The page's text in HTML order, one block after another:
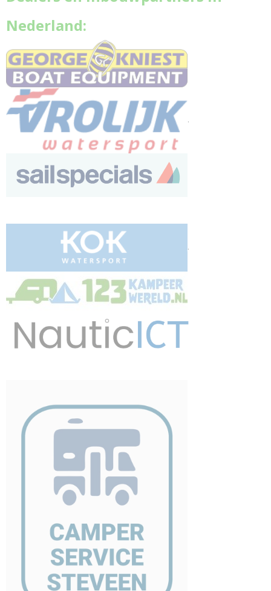
Nederland:
.
.